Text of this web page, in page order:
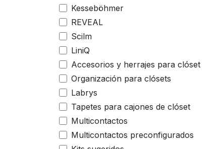
Kesseböhmer
REVEAL
Scilm
LiniQ
Accesorios y herrajes para clóset
Organización para clósets
Labrys
Tapetes para cajones de clóset
Multicontactos
Multicontactos preconfigurados